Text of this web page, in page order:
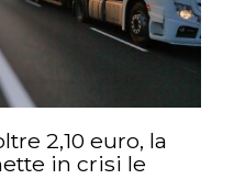
2,10 euro, la
in crisi le